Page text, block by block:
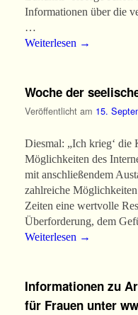
Informationen über die
…
Weiterlesen →
Woche der
Veröffentlicht am 15.
Diesmal: „Ich krieg‘ die
Möglichkeiten des
mit anschließendem
zahlreiche
Zeiten eine wertvolle
Überforderung, dem
Weiterlesen →
Informationen zu
für Frauen unter